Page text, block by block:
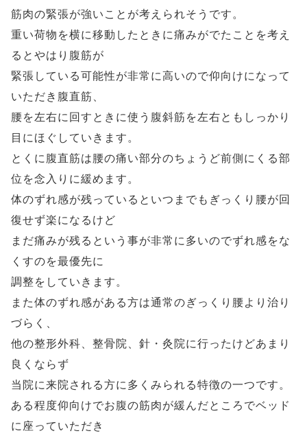
筋肉の緊張が強いことが考えられそうです。
重い荷物を横に移動したときに痛みがでたことを考え
るとやはり腹筋が
緊張している可能性が非常に高いので仰向けになって
いただき腹直筋、
腰を左右に回すときに使う腹斜筋を左右ともしっかり
目にほぐしていきます。
とくに腹直筋は腰の痛い部分のちょうど前側にくる部
位を念入りに緩めます。
体のずれ感が残っているといつまでもぎっくり腰が回
復せず楽になるけど
まだ痛みが残るという事が非常に多いのでずれ感をな
くすのを最優先に
調整をしていきます。
また体のずれ感がある方は通常のぎっくり腰より治り
づらく、
他の整形外科、整骨院、針・灸院に行ったけどあまり
良くならず
当院に来院される方に多くみられる特徴の一つです。
ある程度仰向けでお腹の筋肉が緩んだところでベッド
に座っていただき